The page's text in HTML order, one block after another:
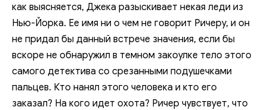
как выясняется, Джека разыскивает некая леди из
Нью-Йорка. Ее имя ни о чем не говорит Ричеру, и он
не придал бы данный встрече значения, если бы
вскоре не обнаружил в темном закоулке тело этого
самого детектива со срезанными подушечками
пальцев. Кто нанял этого человека и кто его
заказал? На кого идет охота? Ричер чувствует, что